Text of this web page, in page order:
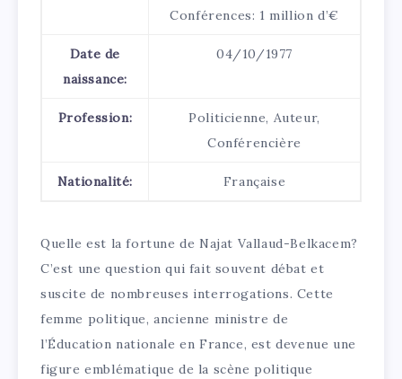
Conférences: 1 million d’€
Date de
naissance:
04/10/1977
Profession:
Politicienne, Auteur,
Conférencière
Nationalité: Française
Quelle est la fortune de Najat Vallaud-Belkacem?
C’est une question qui fait souvent débat et
suscite de nombreuses interrogations. Cette
femme politique, ancienne ministre de
l’Éducation nationale en France, est devenue une
figure emblématique de la scène politique